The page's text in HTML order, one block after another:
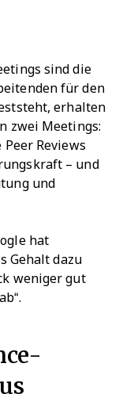
sind die
für den
erhalten
zwei Meetings:
Reviews
– und
und
hat
Gehalt dazu
weniger gut